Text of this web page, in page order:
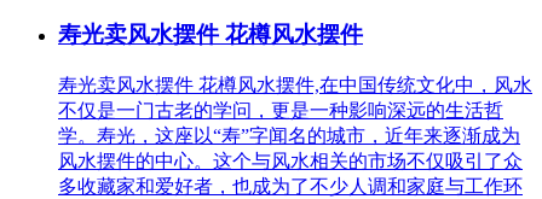
寿光卖风水摆件 花樽风水摆件
寿光卖风水摆件 花樽风水摆件,在中国传统文化中，风水
不仅是一门古老的学问，更是一种影响深远的生活哲
学。寿光，这座以“寿”字闻名的城市，近年来逐渐成为
风水摆件的中心。这个与风水相关的市场不仅吸引了众
多收藏家和爱好者，也成为了不少人调和家庭与工作环